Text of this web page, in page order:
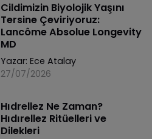
Cildimizin Biyolojik Yaşını
Tersine Çeviriyoruz:
Lancôme Absolue Longevity
MD
Yazar: Ece Atalay
27/07/2026
Hıdrellez Ne Zaman?
Hıdırellez Ritüelleri ve
Dilekleri